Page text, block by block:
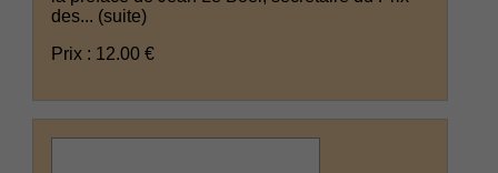
des... (suite)
Prix : 12.00 €